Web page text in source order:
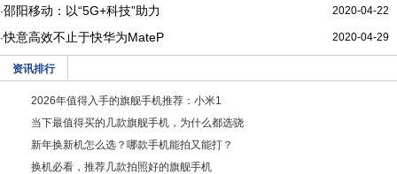
2020-04-22
·邵阳移动：以“5G+科技”助力
2020-04-29
·快意高效不止于快华为MateP
资讯排行
2026年值得入手的旗舰手机推荐：小米1
当下最值得买的几款旗舰手机，为什么都选骁
新年换新机怎么选？哪款手机能拍又能打？
换机必看，推荐几款拍照好的旗舰手机